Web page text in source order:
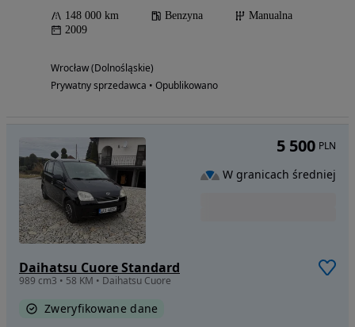
148 000 km Benzyna
Manualna
2009
Wrocław (Dolnośląskie)
Prywatny sprzedawca • Opublikowano
Daihatsu Cuore Standard
989 cm3 • 58 KM • Daihatsu Cuore
Zweryfikowane dane
5 500 PLN
W granicach średniej